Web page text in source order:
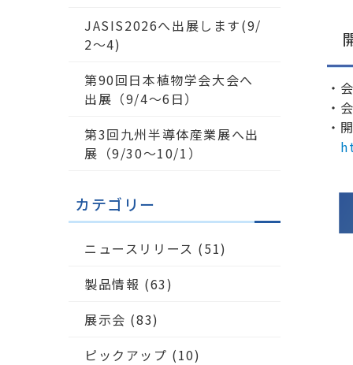
JASIS2026へ出展します(9/
2～4)
第90回日本植物学会大会へ
出展（9/4〜6日）
第3回九州半導体産業展へ出
展（9/30～10/1）
カテゴリー
ニュースリリース (51)
製品情報 (63)
展示会 (83)
ピックアップ (10)
・
・
・